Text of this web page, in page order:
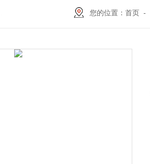
您的位置： 首页-